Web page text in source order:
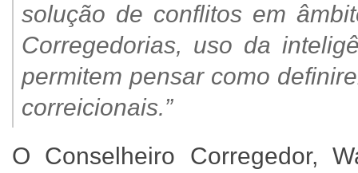
solução de conflitos em
Corregedorias, uso da
permitem pensar como
correicionais.”
O Conselheiro Corregedor,